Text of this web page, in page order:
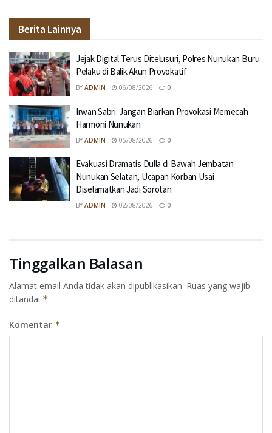
Berita Lainnya
Jejak Digital Terus Ditelusuri, Polres Nunukan Buru
Pelaku di Balik Akun Provokatif
BY ADMIN 06/08/2026 0
Irwan Sabri: Jangan Biarkan Provokasi Memecah
Harmoni Nunukan
BY ADMIN 05/08/2026 0
Evakuasi Dramatis Dulla di Bawah Jembatan
Nunukan Selatan, Ucapan Korban Usai
Diselamatkan Jadi Sorotan
BY ADMIN 02/08/2026 0
Tinggalkan Balasan
Alamat email Anda tidak akan dipublikasikan. Ruas yang wajib
ditandai *
Komentar *